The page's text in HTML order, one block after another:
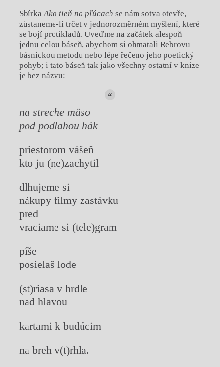
Sbírka Ako tieň na pľúcach se nám sotva otevře,
zůstaneme-li trčet v jednorozměrném myšlení, které
se bojí protikladů. Uveďme na začátek alespoň
jednu celou báseň, abychom si ohmatali Rebrovu
básnickou metodu nebo lépe řečeno jeho poetický
pohyb; i tato báseň tak jako všechny ostatní v knize
je bez názvu:
na streche mäso
pod podlahou hák
priestorom vášeň
kto ju (ne)zachytil
dlhujeme si
nákupy filmy zastávku
pred
vraciame si (tele)gram
píše
posielaš lode
(st)riasa v hrdle
nad hlavou
kartami k budúcim
na breh v(t)rhla.